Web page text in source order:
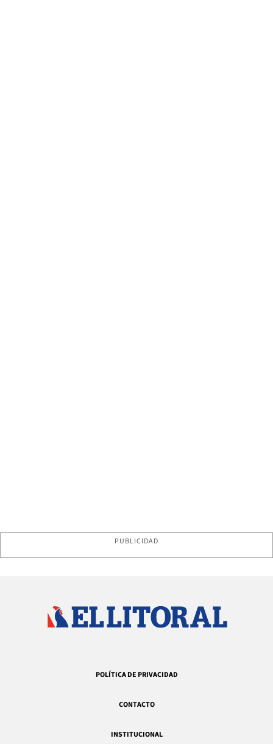
PUBLICIDAD
POLÍTICA DE PRIVACIDAD
CONTACTO
INSTITUCIONAL